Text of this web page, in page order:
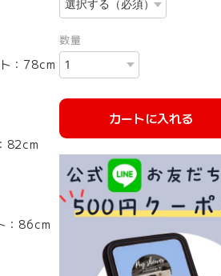
78cm
82cm
86cm
数量
カートに入れる